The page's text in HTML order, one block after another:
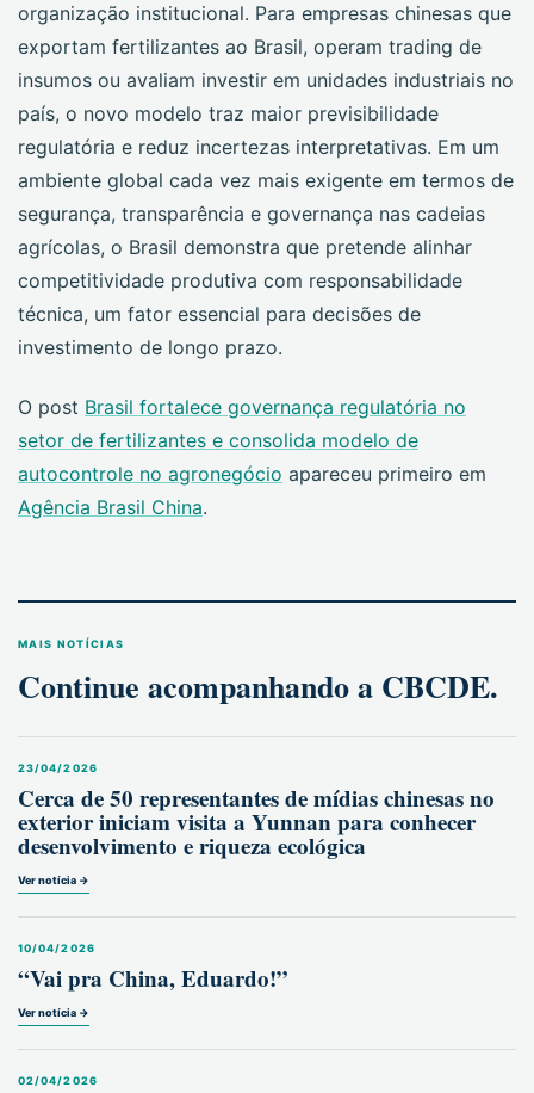
organização institucional. Para empresas chinesas que
exportam fertilizantes ao Brasil, operam trading de
insumos ou avaliam investir em unidades industriais no
país, o novo modelo traz maior previsibilidade
regulatória e reduz incertezas interpretativas. Em um
ambiente global cada vez mais exigente em termos de
segurança, transparência e governança nas cadeias
agrícolas, o Brasil demonstra que pretende alinhar
competitividade produtiva com responsabilidade
técnica, um fator essencial para decisões de
investimento de longo prazo.
O post Brasil fortalece governança regulatória no
setor de fertilizantes e consolida modelo de
autocontrole no agronegócio apareceu primeiro em
Agência Brasil China.
MAIS NOTÍCIAS
Continue acompanhando a CBCDE.
23/04/2026
Cerca de 50 representantes de mídias chinesas no
exterior iniciam visita a Yunnan para conhecer
desenvolvimento e riqueza ecológica
Ver notícia →
10/04/2026
“Vai pra China, Eduardo!”
Ver notícia →
02/04/2026